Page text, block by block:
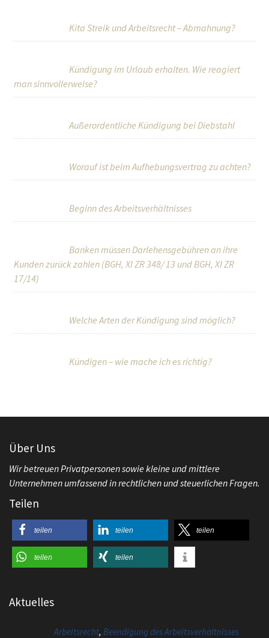
Kita Streik und Arbeitsrecht – Abmahnung?
Kündigung im Urlaub erhalten. Wie reagiert
man sinnvollerweise?
Außerordentliche Kündigung bei Diebstahl
Worauf ist beim Aufhebungsvertrag zu achten?
Beginn des Arbeitsverhältnisses
Banken müssen Darlehensgebühren an ihre
Kunden zurück zahlen (BGH, XI ZR 348/ 13 und BGH, XI ZR
17/14)
Welche Arten der Kündigung sind möglich?
Kündigen – wie mache ich es richtig?
Über Uns
Wir betreuen Privatpersonen sowie kleine und mittlere
Unternehmen umfassend in rechtlichen und steuerlichen Fragen.
Teilen
teilen teilen teilen
teilen teilen
Aktuelles
Arbeitsrecht, Beendigung des Arbeitsverhältnisses